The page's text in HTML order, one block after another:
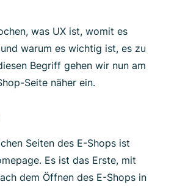
was UX ist, womit es
warum es wichtig ist, es zu
Begriff gehen wir nun am
Seite näher ein.
Seiten des E-Shops ist
Es ist das Erste, mit
dem Öffnen des E-Shops in